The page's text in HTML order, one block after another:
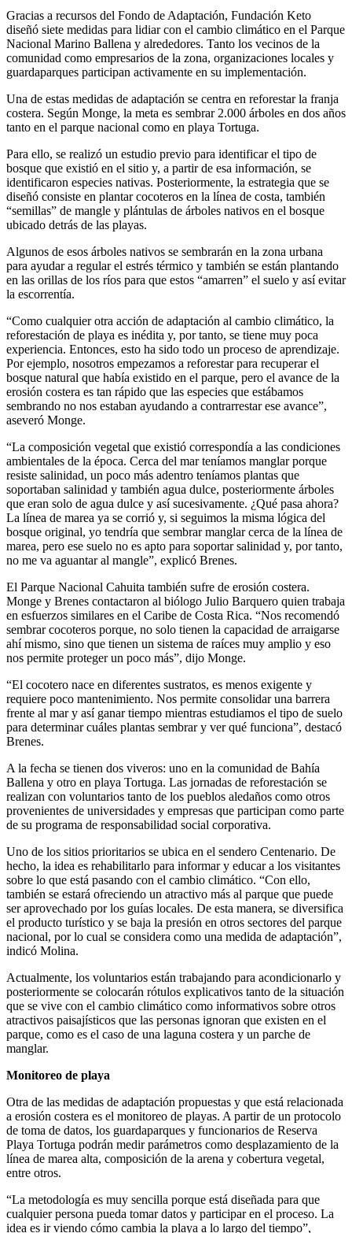
Gracias a recursos del Fondo de Adaptación, Fundación Keto
diseñó siete medidas para lidiar con el cambio climático en el Parque
Nacional Marino Ballena y alrededores. Tanto los vecinos de la
comunidad como empresarios de la zona, organizaciones locales y
guardaparques participan activamente en su implementación.
Una de estas medidas de adaptación se centra en reforestar la franja
costera. Según Monge, la meta es sembrar 2.000 árboles en dos años
tanto en el parque nacional como en playa Tortuga.
Para ello, se realizó un estudio previo para identificar el tipo de
bosque que existió en el sitio y, a partir de esa información, se
identificaron especies nativas. Posteriormente, la estrategia que se
diseñó consiste en plantar cocoteros en la línea de costa, también
“semillas” de mangle y plántulas de árboles nativos en el bosque
ubicado detrás de las playas.
Algunos de esos árboles nativos se sembrarán en la zona urbana
para ayudar a regular el estrés térmico y también se están plantando
en las orillas de los ríos para que estos “amarren” el suelo y así evitar
la escorrentía.
“Como cualquier otra acción de adaptación al cambio climático, la
reforestación de playa es inédita y, por tanto, se tiene muy poca
experiencia. Entonces, esto ha sido todo un proceso de aprendizaje.
Por ejemplo, nosotros empezamos a reforestar para recuperar el
bosque natural que había existido en el parque, pero el avance de la
erosión costera es tan rápido que las especies que estábamos
sembrando no nos estaban ayudando a contrarrestar ese avance”,
aseveró Monge.
“La composición vegetal que existió correspondía a las condiciones
ambientales de la época. Cerca del mar teníamos manglar porque
resiste salinidad, un poco más adentro teníamos plantas que
soportaban salinidad y también agua dulce, posteriormente árboles
que eran solo de agua dulce y así sucesivamente. ¿Qué pasa ahora?
La línea de marea ya se corrió y, si seguimos la misma lógica del
bosque original, yo tendría que sembrar manglar cerca de la línea de
marea, pero ese suelo no es apto para soportar salinidad y, por tanto,
no me va aguantar al mangle”, explicó Brenes.
El Parque Nacional Cahuita también sufre de erosión costera.
Monge y Brenes contactaron al biólogo Julio Barquero quien trabaja
en esfuerzos similares en el Caribe de Costa Rica. “Nos recomendó
sembrar cocoteros porque, no solo tienen la capacidad de arraigarse
ahí mismo, sino que tienen un sistema de raíces muy amplio y eso
nos permite proteger un poco más”, dijo Monge.
“El cocotero nace en diferentes sustratos, es menos exigente y
requiere poco mantenimiento. Nos permite consolidar una barrera
frente al mar y así ganar tiempo mientras estudiamos el tipo de suelo
para determinar cuáles plantas sembrar y ver qué funciona”, destacó
Brenes.
A la fecha se tienen dos viveros: uno en la comunidad de Bahía
Ballena y otro en playa Tortuga. Las jornadas de reforestación se
realizan con voluntarios tanto de los pueblos aledaños como otros
provenientes de universidades y empresas que participan como parte
de su programa de responsabilidad social corporativa.
Uno de los sitios prioritarios se ubica en el sendero Centenario. De
hecho, la idea es rehabilitarlo para informar y educar a los visitantes
sobre lo que está pasando con el cambio climático. “Con ello,
también se estará ofreciendo un atractivo más al parque que puede
ser aprovechado por los guías locales. De esta manera, se diversifica
el producto turístico y se baja la presión en otros sectores del parque
nacional, por lo cual se considera como una medida de adaptación”,
indicó Molina.
Actualmente, los voluntarios están trabajando para acondicionarlo y
posteriormente se colocarán rótulos explicativos tanto de la situación
que se vive con el cambio climático como informativos sobre otros
atractivos paisajísticos que las personas ignoran que existen en el
parque, como es el caso de una laguna costera y un parche de
manglar.
Monitoreo de playa
Otra de las medidas de adaptación propuestas y que está relacionada
a erosión costera es el monitoreo de playas. A partir de un protocolo
de toma de datos, los guardaparques y funcionarios de Reserva
Playa Tortuga podrán medir parámetros como desplazamiento de la
línea de marea alta, composición de la arena y cobertura vegetal,
entre otros.
“La metodología es muy sencilla porque está diseñada para que
cualquier persona pueda tomar datos y participar en el proceso. La
idea es ir viendo cómo cambia la playa a lo largo del tiempo”,